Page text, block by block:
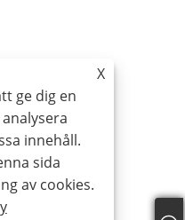
X
ge dig en
innehåll.
sida
av cookies.